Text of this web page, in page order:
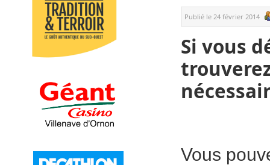
Publié le 24 février 2014
Si vous
Vous